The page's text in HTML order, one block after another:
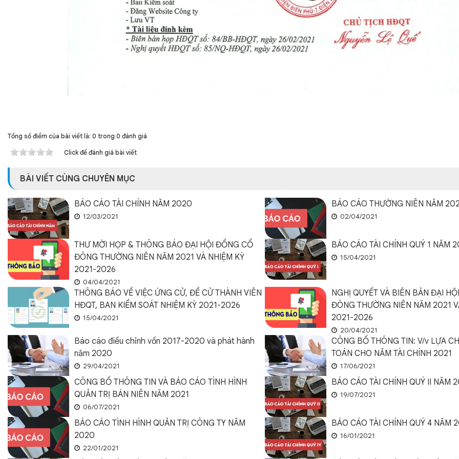
Tổng số điểm của bài viết là: 0 trong 0 đánh giá
Click để đánh giá bài viết
BÀI VIẾT CÙNG CHUYÊN MỤC
BÁO CÁO TÀI CHÍNH NĂM 2020
12/03/2021
BÁO CÁO THƯỜNG NIÊN NĂM
02/04/2021
THƯ MỜI HỌP & THÔNG BÁO ĐẠI HỘI ĐỒNG CỔ
ĐÔNG THƯỜNG NIÊN NĂM 2021 VÀ NHIỆM KỲ
2021-2026
04/04/2021
BÁO CÁO TÀI CHÍNH QUÝ 1 NĂM
15/04/2021
THÔNG BÁO VỀ VIỆC ỨNG CỬ, ĐỀ CỬ THÀNH VIÊN
HĐQT, BAN KIỂM SOÁT NHIỆM KỲ 2021-2026
15/04/2021
NGHỊ QUYẾT VÀ BIÊN BẢN ĐẠI
ĐÔNG THƯỜNG NIÊN NĂM 2021
2021-2026
20/04/2021
Báo cáo điều chỉnh vốn 2017-2020 và phát hành
năm 2020
29/04/2021
CÔNG BỐ THÔNG TIN: V/v LỰA
TOÁN CHO NĂM TÀI CHÍNH 2021
17/06/2021
CÔNG BỐ THÔNG TIN VÀ BÁO CÁO TÌNH HÌNH
QUẢN TRỊ BÁN NIÊN NĂM 2021
06/07/2021
BÁO CÁO TÀI CHÍNH QUÝ II NĂM
19/07/2021
BÁO CÁO TÌNH HÌNH QUẢN TRỊ CÔNG TY NĂM
2020
22/01/2021
BÁO CÁO TÀI CHÍNH QUÝ 4 NĂM
16/01/2021